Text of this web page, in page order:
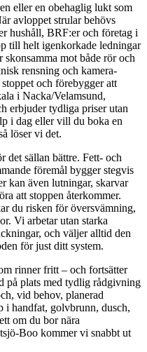
eller en obehaglig lukt som
avloppet strular behövs
hushåll, BRF:er och företag i
till helt igenkorkade ledningar
mot både rör och
rensning och kamera­
och förebygger att
i Nacka/Velamsund,
erbjuder tydliga priser utan
i dag eller vill du boka en
löser vi det.
det sällan bättre. Fett- och
föremål bygger stegvis
kan även lutningar, skarvar
att stoppen återkommer.
du risken för översvämning,
Vi arbetar utan starka
och väljer alltid den
för just ditt system.
rinner fritt – och fortsätter
på plats med tydlig rådgivning
vid behov, planerad
i handfat, golvbrunn, dusch,
om du bor nära
Boo kommer vi snabbt ut